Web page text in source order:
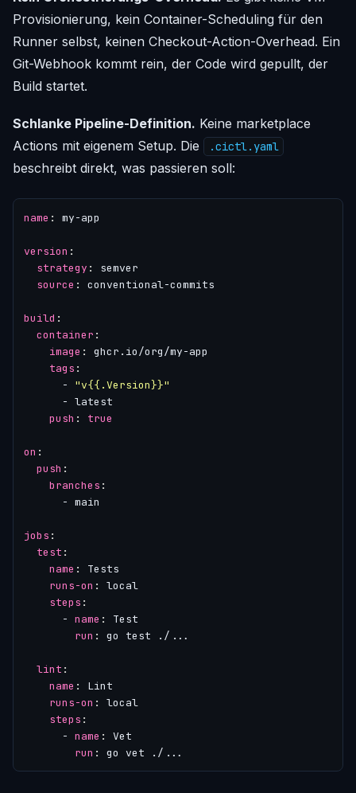
Provisionierung, kein Container-Scheduling für den
Runner selbst, keinen Checkout-Action-Overhead. Ein
Git-Webhook kommt rein, der Code wird gepullt, der
Build startet.
Schlanke Pipeline-Definition. Keine marketplace
Actions mit eigenem Setup. Die
.cictl.yaml
beschreibt direkt, was passieren soll:
name : my-app
version :
strategy :
semver
source : conventional-commits
build :
container :
image :
ghcr.io/org/my-app
tags :
- "v{{.Version}}"
- latest
push : true
on :
push :
branches :
- main
jobs :
test :
name :
Tests
runs-on :
local
steps :
- name :
Test
run : go test ./...
lint :
name :
Lint
runs-on :
local
steps :
- name :
Vet
run : go vet ./...